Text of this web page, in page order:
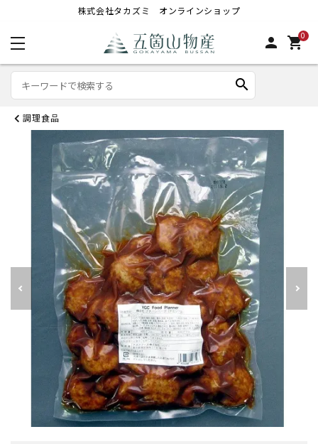
株式会社タカズミ オンラインショップ
person 0
shopping_cart
search
調理食品